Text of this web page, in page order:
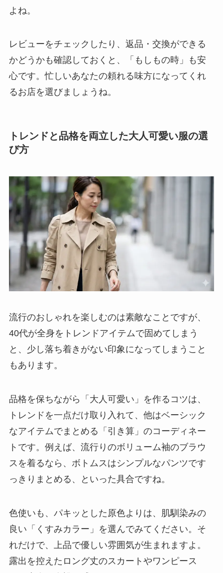
よね。
レビューをチェックしたり、返品・交換ができる
かどうかも確認しておくと、「もしもの時」も安
心です。忙しいあなたの頼れる味方になってくれ
るお店を選びましょうね。
トレンドと品格を両立した大人可愛い服の選
び方
流行のおしゃれを楽しむのは素敵なことですが、
40代が全身をトレンドアイテムで固めてしまう
と、少し落ち着きがない印象になってしまうこと
もあります。
品格を保ちながら「大人可愛い」を作るコツは、
トレンドを一点だけ取り入れて、他はベーシック
なアイテムでまとめる「引き算」のコーディネー
トです。例えば、流行りのボリューム袖のブラウ
スを着るなら、ボトムスはシンプルなパンツです
っきりまとめる、といった具合ですね。
色使いも、パキッとした原色よりは、肌馴染みの
良い「くすみカラー」を選んでみてください。そ
れだけで、上品で優しい雰囲気が生まれますよ。
露出を控えたロング丈のスカートやワンピース